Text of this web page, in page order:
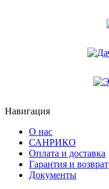
Навигация
О нас
САНРИКО
Оплата и доставка
Гарантия и возврат
Документы